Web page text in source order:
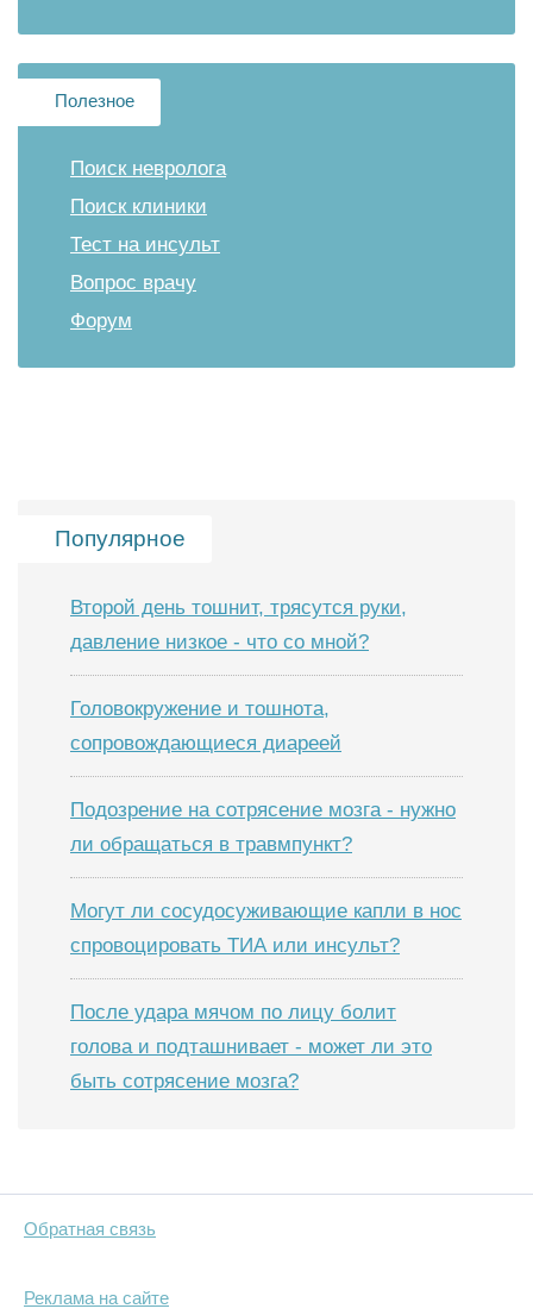
Полезное
Поиск невролога
Поиск клиники
Тест на инсульт
Вопрос врачу
Форум
Популярное
Второй день тошнит, трясутся руки,
давление низкое - что со мной?
Головокружение и тошнота,
сопровождающиеся диареей
Подозрение на сотрясение мозга - нужно
ли обращаться в травмпункт?
Могут ли сосудосуживающие капли в нос
спровоцировать ТИА или инсульт?
После удара мячом по лицу болит
голова и подташнивает - может ли это
быть сотрясение мозга?
Обратная связь
Реклама на сайте